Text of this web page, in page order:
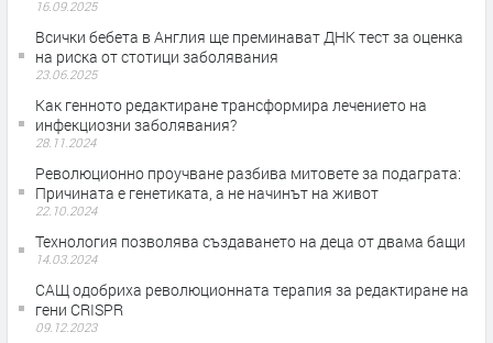
16.09.2025
Всички бебета в Англия ще преминават ДНК тест за оценка
на риска от стотици заболявания
23.06.2025
Как генното редактиране трансформира лечението на
инфекциозни заболявания?
28.11.2024
Революционно проучване разбива митовете за подаграта:
Причината е генетиката, а не начинът на живот
22.10.2024
Технология позволява създаването на деца от двама бащи
14.03.2024
САЩ одобриха революционната терапия за редактиране на
гени CRISPR
09.12.2023